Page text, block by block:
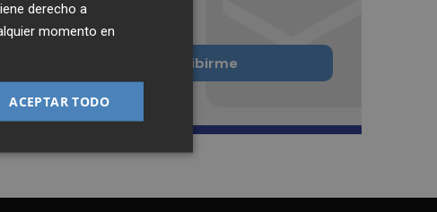
Quiero suscribirme
derecho a
momento en
ACEPTAR TODO